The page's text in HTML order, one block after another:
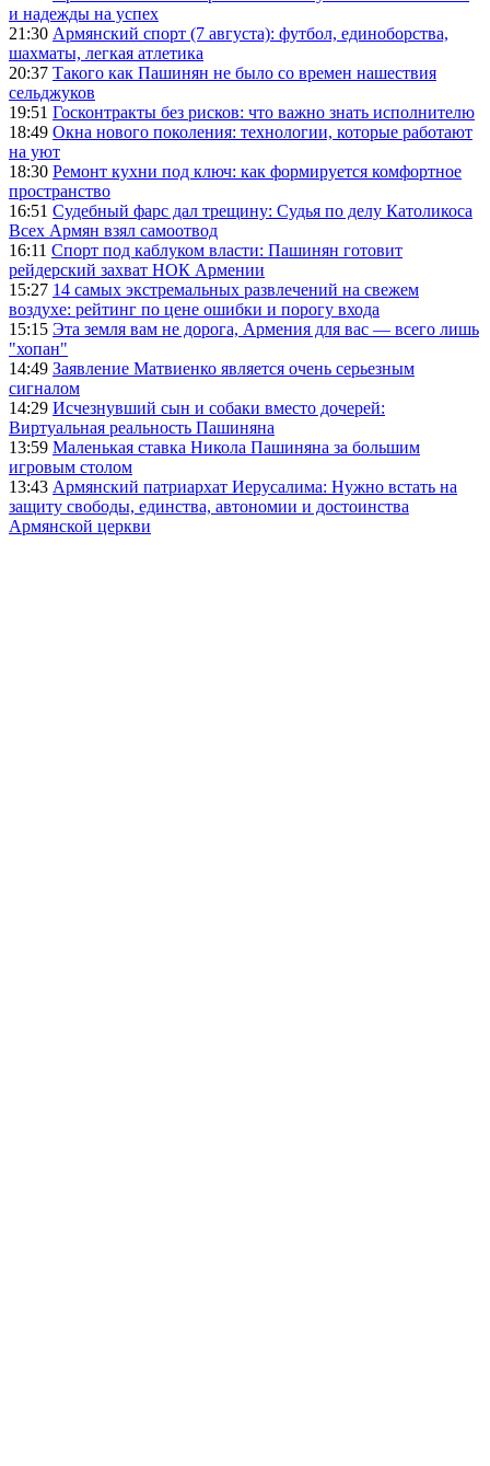
и надежды на успех
21:30 Армянский спорт (7 августа): футбол, единоборства,
шахматы, легкая атлетика
20:37 Такого как Пашинян не было со времен нашествия
сельджуков
19:51 Госконтракты без рисков: что важно знать исполнителю
18:49 Окна нового поколения: технологии, которые работают
на уют
18:30 Ремонт кухни под ключ: как формируется комфортное
пространство
16:51 Судебный фарс дал трещину: Судья по делу Католикоса
Всех Армян взял самоотвод
16:11 Спорт под каблуком власти: Пашинян готовит
рейдерский захват НОК Армении
15:27 14 самых экстремальных развлечений на свежем
воздухе: рейтинг по цене ошибки и порогу входа
15:15 Эта земля вам не дорога, Армения для вас — всего лишь
"хопан"
14:49 Заявление Матвиенко является очень серьезным
сигналом
14:29 Исчезнувший сын и собаки вместо дочерей:
Виртуальная реальность Пашиняна
13:59 Маленькая ставка Никола Пашиняна за большим
игровым столом
13:43 Армянский патриархат Иерусалима: Нужно встать на
защиту свободы, единства, автономии и достоинства
Армянской церкви